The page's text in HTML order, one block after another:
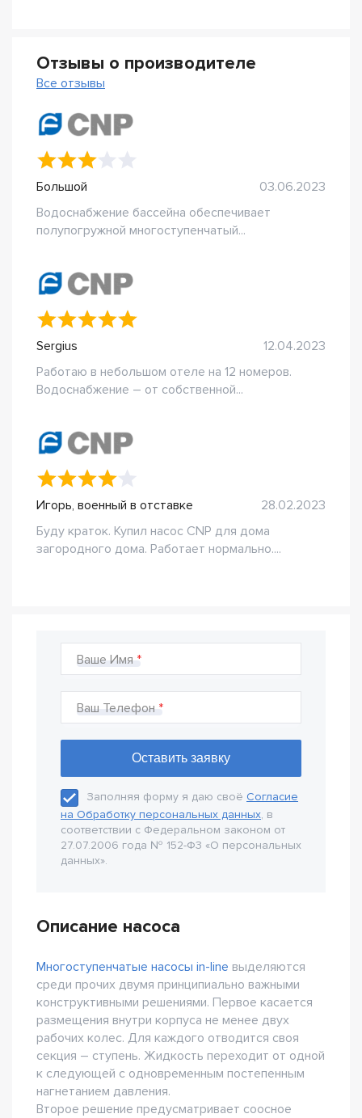
Отзывы о производителе
Все отзывы
Большой
03.06.2023
Водоснабжение бассейна обеспечивает
полупогружной многоступенчатый...
Sergius
12.04.2023
Работаю в небольшом отеле на 12 номеров.
Водоснабжение – от собственной...
Игорь, военный в отставке
28.02.2023
Буду краток. Купил насос CNP для дома
загородного дома. Работает нормально....
Ваше Имя
Ваш Телефон
Заполняя форму я даю своё Согласие
на Обработку персональных данных, в
соответствии с Федеральном законом от
27.07.2006 года № 152-Ф3 «О персональных
данных».
Описание насоса
Многоступенчатые насосы in-line выделяются
среди прочих двумя принципиально важными
конструктивными решениями. Первое касается
размещения внутри корпуса не менее двух
рабочих колес. Для каждого отводится своя
секция – ступень. Жидкость переходит от одной
к следующей с одновременным постепенным
нагнетанием давления.
Второе решение предусматривает соосное